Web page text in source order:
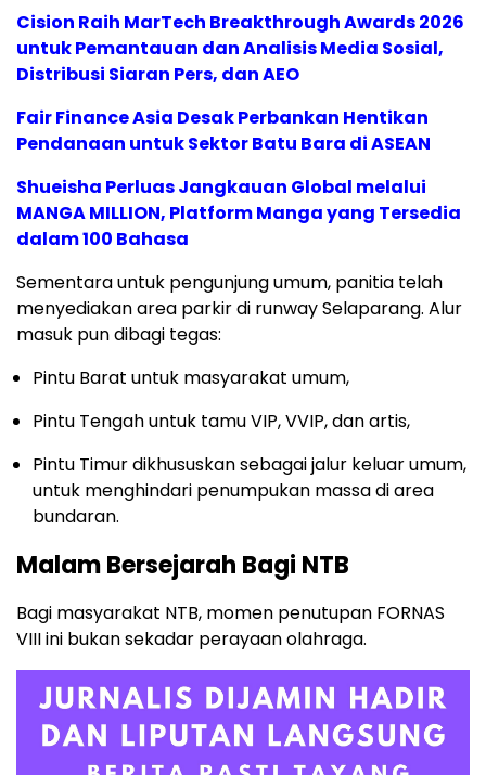
Cision Raih MarTech Breakthrough Awards 2026
untuk Pemantauan dan Analisis Media Sosial,
Distribusi Siaran Pers, dan AEO
Fair Finance Asia Desak Perbankan Hentikan
Pendanaan untuk Sektor Batu Bara di ASEAN
Shueisha Perluas Jangkauan Global melalui
MANGA MILLION, Platform Manga yang Tersedia
dalam 100 Bahasa
Sementara untuk pengunjung umum, panitia telah
menyediakan area parkir di runway Selaparang. Alur
masuk pun dibagi tegas:
Pintu Barat untuk masyarakat umum,
Pintu Tengah untuk tamu VIP, VVIP, dan artis,
Pintu Timur dikhususkan sebagai jalur keluar umum,
untuk menghindari penumpukan massa di area
bundaran.
Malam Bersejarah Bagi NTB
Bagi masyarakat NTB, momen penutupan FORNAS
VIII ini bukan sekadar perayaan olahraga.